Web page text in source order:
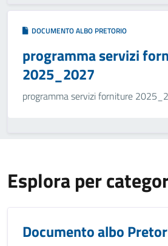
DOCUMENTO ALBO PRETORIO
programma servizi
2025_2027
programma servizi forniture
Esplora per
Documento albo